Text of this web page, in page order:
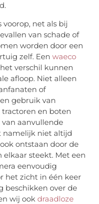
net als bij
van schade of
worden door een
zelf. Eenwaeco
verschil kunnen
afloop. Niet alleen
of
gebruik van
tractoren en boten
aanvullende
namelijk niet altijd
ontstaan door de
steekt. Met een
eenvoudig
het zicht in één keer
beschikken over de
wij ookdraadloze